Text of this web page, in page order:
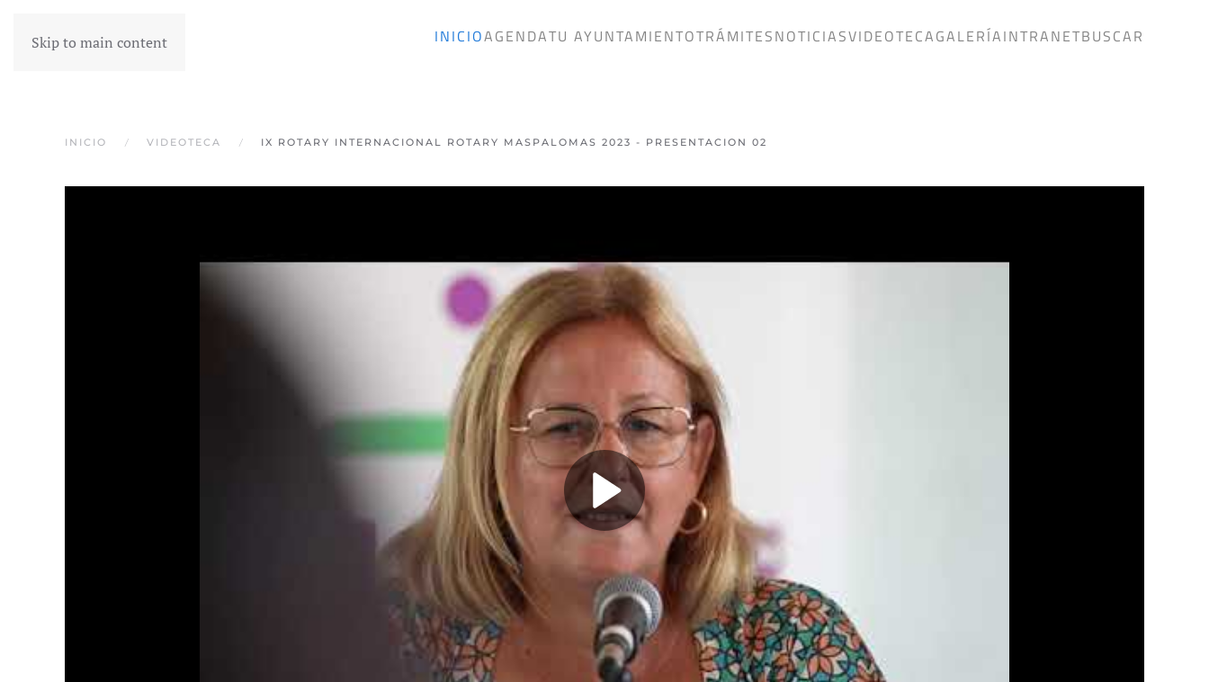
Skip to main content INICIOAGENDATU AYUNTAMIENTOTRÁMITESNOTICIASVIDEOTECAGALERÍAINTRANETBUSCAR
INICIO VIDEOTECA IX ROTARY INTERNACIONAL ROTARY MASPALOMAS 2023 - PRESENTACION 02